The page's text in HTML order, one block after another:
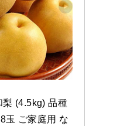
梨 (4.5kg) 品種
玉 ご家庭用 な